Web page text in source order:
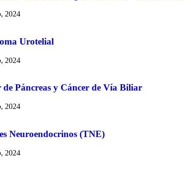
2024
Urotelial
2024
de Páncreas y Cáncer de Vía Biliar
2024
Neuroendocrinos (TNE)
2024